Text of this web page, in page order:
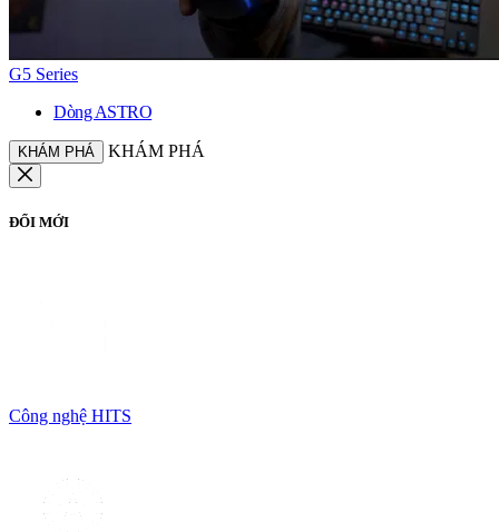
G5 Series
Dòng ASTRO
KHÁM PHÁ KHÁM PHÁ
ĐỔI MỚI
Công nghệ HITS